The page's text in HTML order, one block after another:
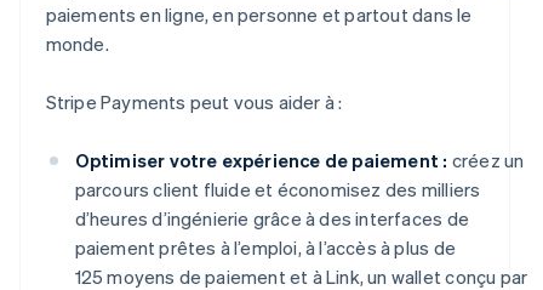
paiements en ligne, en personne et partout dans le
monde.
Stripe Payments peut vous aider à :
Optimiser votre expérience de paiement : créez un
parcours client fluide et économisez des milliers
d’heures d’ingénierie grâce à des interfaces de
paiement prêtes à l’emploi, à l’accès à plus de
125 moyens de paiement et à Link, un wallet conçu par